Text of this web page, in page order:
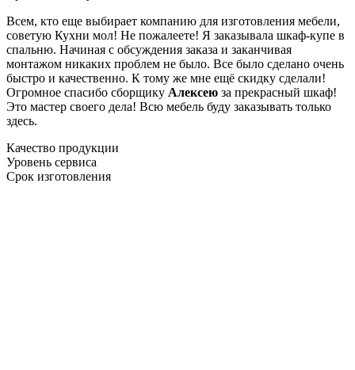
Всем, кто еще выбирает компанию для изготовления мебели,
советую Кухни мол! Не пожалеете! Я заказывала шкаф-купе в
спальню. Начиная с обсуждения заказа и заканчивая
монтажом никаких проблем не было. Все было сделано очень
быстро и качественно. К тому же мне ещё скидку сделали!
Огромное спасибо сборщику Алексею за прекрасный шкаф!
Это мастер своего дела! Всю мебель буду заказывать только
здесь.
Качество продукции
Уровень сервиса
Срок изготовления